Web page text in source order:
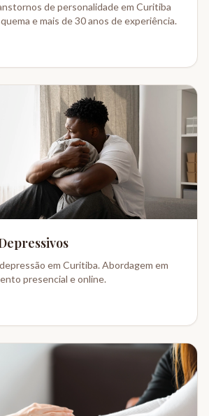
de personalidade em Curitiba
e mais de 30 anos de experiência.
em Curitiba. Abordagem em
presencial e online.